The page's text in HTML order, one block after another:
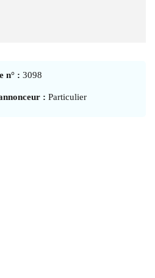
n° : 3098
: Particulier